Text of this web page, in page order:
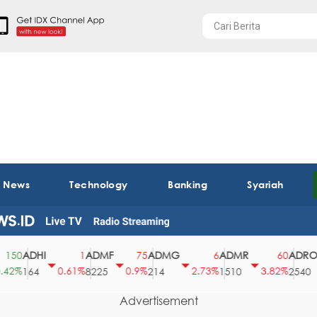
Technology Banking Syariah
ADHI
164
0.61%
ADMF
8225
0.9%
ADMG
214
2.73%
ADMR
1510
3.82%
ADRO
2540
Advertisement